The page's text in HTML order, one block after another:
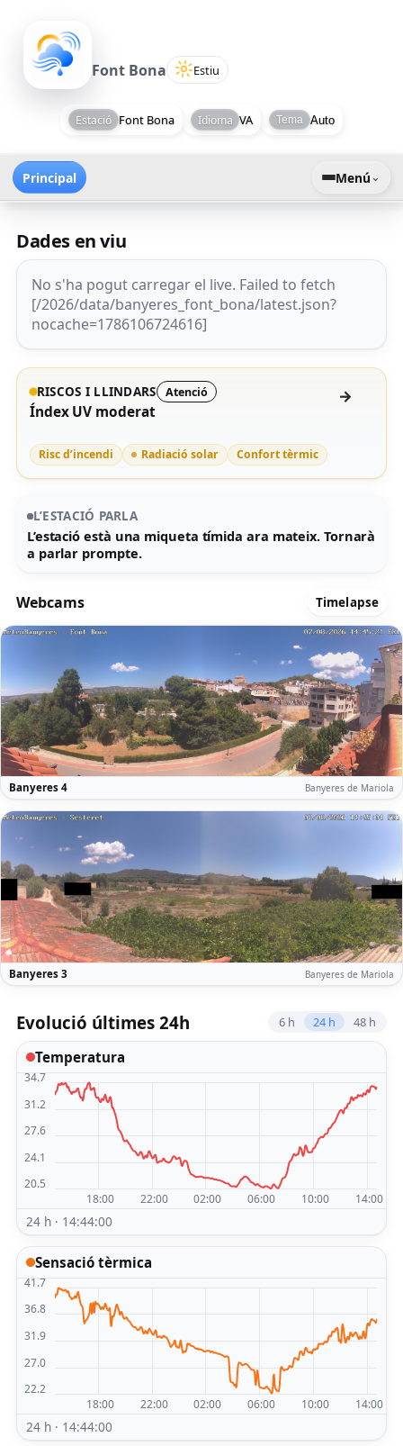
Font Bona Estiu
Estació Font Bona Idioma VA Tema Auto
Principal Menú ⌄
Dades en viu
No s'ha pogut carregar el live. Failed to fetch
[/2026/data/banyeres_font_bona/latest.json?
nocache=1786106724616]
RISCOS I LLINDARS Atenció
Índex UV moderat
Risc d’incendi Radiació solar Confort tèrmic
→
L’ESTACIÓ PARLA
L’estació està una miqueta tímida ara mateix. Tornarà
a parlar prompte.
Webcams Timelapse
Banyeres 4 Banyeres de Mariola
Banyeres 3 Banyeres de Mariola
Evolució últimes 24h 6 h 24 h 48 h
Temperatura
24 h · 14:44:00
Sensació tèrmica
24 h · 14:44:00